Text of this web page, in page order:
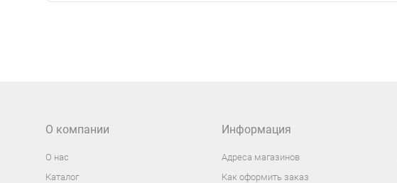
О компании
О нас
Каталог
Информация
Адреса магазинов
Как оформить заказ